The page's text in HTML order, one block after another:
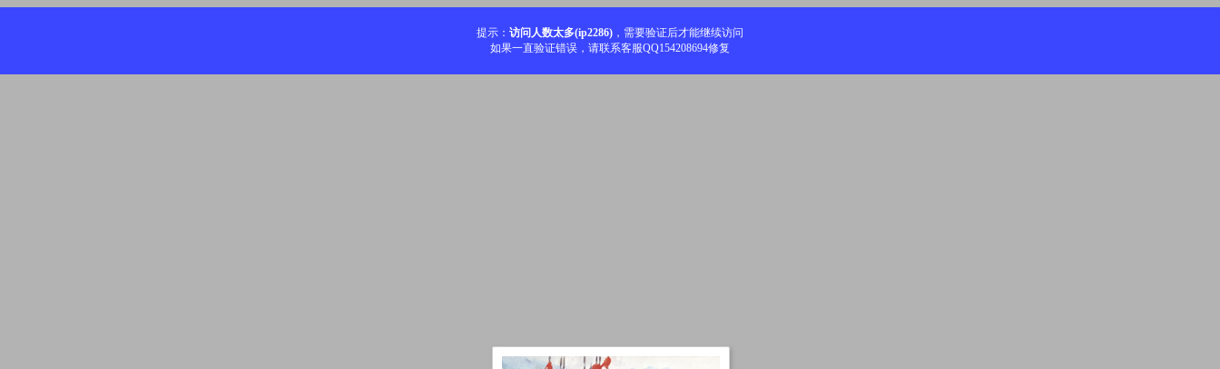
提示： 访问人数太多(ip2286) ，需要验证后才能继续访问
如果一直验证错误，请联系客服QQ154208694修复